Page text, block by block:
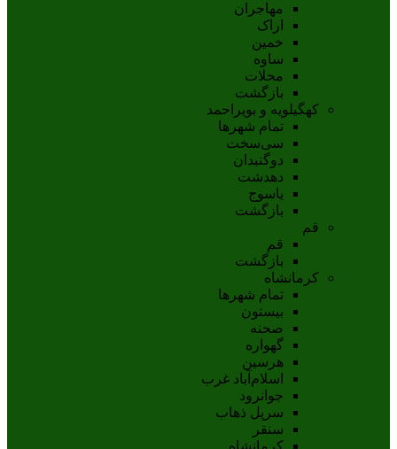
مهاجران
اراک
خمين
ساوه
محلات
بازگشت
کهگیلویه و بویراحمد
تمام شهر‌ها
سی‌سخت
دوگنبدان
دهدشت
ياسوج
بازگشت
قم
قم
بازگشت
کرمانشاه
تمام شهر‌ها
بیستون
صحنه
گهواره
هرسین
اسلام‌‌آباد غرب
جوانرود
سرپل ذهاب
سنقر
کرمانشاه